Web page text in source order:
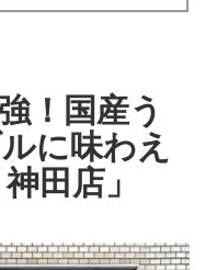
！国産う
に味わえ
田店」